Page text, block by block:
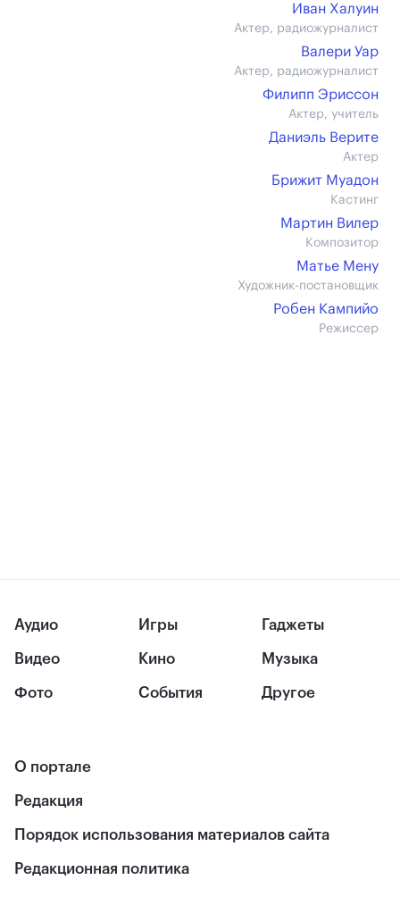
Иван Халуин
Актер, радиожурналист
Валери Уар
Актер, радиожурналист
Филипп Эриссон
Актер, учитель
Даниэль Верите
Актер
Брижит Муадон
Кастинг
Мартин Вилер
Композитор
Матье Мену
Художник-постановщик
Робен Кампийо
Режиссер
Аудио
Видео
Фото
Игры
Кино
События
Гаджеты
Музыка
Другое
О портале
Редакция
Порядок использования материалов сайта
Редакционная политика